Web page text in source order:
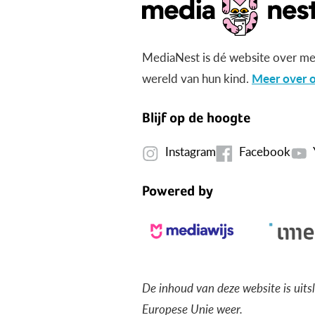
MediaNest is dé website over
wereld van hun kind. Meer over
Blijf op de hoogte
Instagram Facebook
Powered by
De inhoud van deze website is
Europese Unie weer.